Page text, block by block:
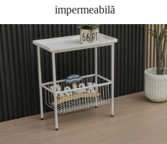
impermeabilă